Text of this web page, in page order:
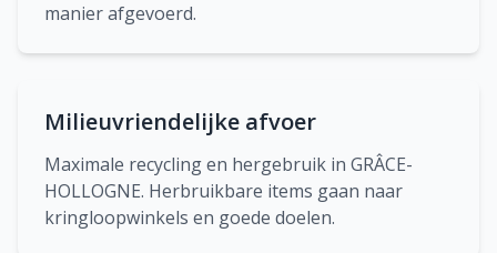
manier afgevoerd.
Milieuvriendelijke afvoer
Maximale recycling en hergebruik in GRÂCE-
HOLLOGNE. Herbruikbare items gaan naar
kringloopwinkels en goede doelen.